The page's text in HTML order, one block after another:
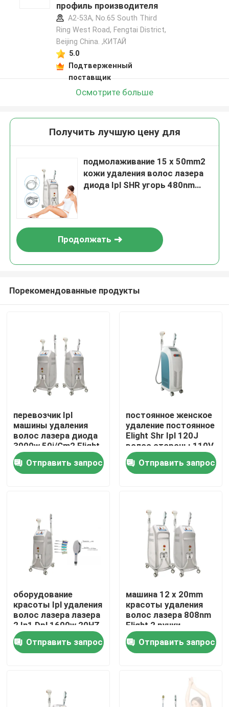
Продукты
Ролики
О нас
Путешествие фабрики
Проверка качества
Свяжитесь мы
Спросите цитату
профиль производителя
A2-53A, No.65 South Third
Ring West Road, Fengtai District,
Beijing China. ,КИТАЙ
5.0
Подтверженный
поставщик
Осмотрите больше
Получить лучшую цену для
подмолаживание 15 x 50mm2
кожи удаления волос лазера
диода Ipl SHR угорь 480nm
Продолжать
Порекомендованные продукты
перевозчик Ipl
машины удаления
волос лазера диода
3000w 50j/Cm2 Elight
SHR постоянный
Отправить запрос
постоянное женское
удаление постоянное
Elight Shr Ipl 120J
волос стороны 110V
Отправить запрос
оборудование
красоты Ipl удаления
волос лазера лазера
2 In1 Dpl 1600w 20HZ
Ipl Shr Elight
Отправить запрос
машина 12 x 20mm
красоты удаления
волос лазера 808nm
Elight 2 ручки
Отправить запрос